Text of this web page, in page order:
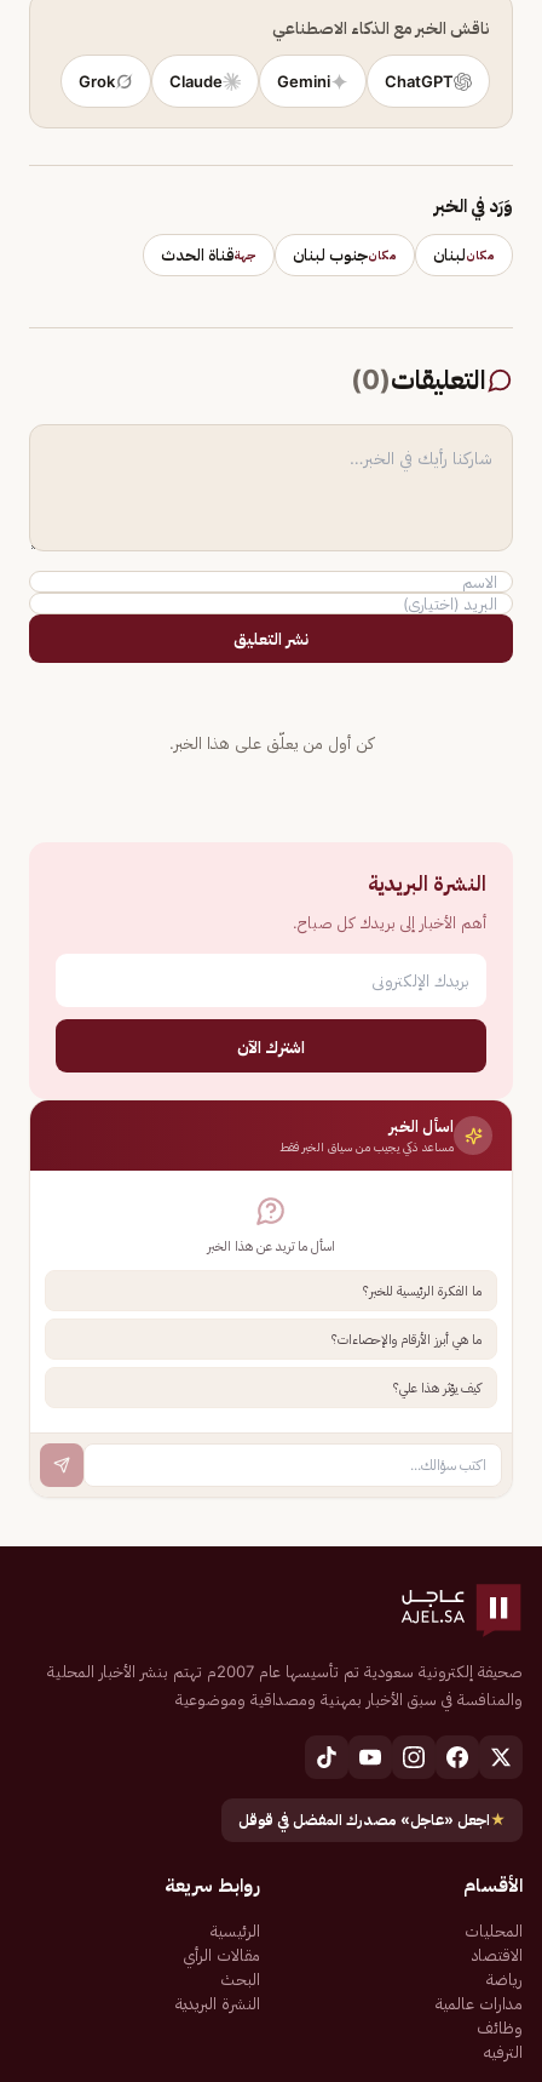
ناقش الخبر مع الذكاء الاصطناعي
ChatGPT
Gemini
Claude
Grok
وَرَد في الخبر
مكانلبنان مكانجنوب لبنان جهةقناة الحدث
التعليقات(
0
)
نشر التعليق
كن أول من يعلّق على هذا الخبر.
النشرة البريدية
أهم الأخبار إلى بريدك كل صباح.
اشترك الآن
اسأل الخبر
مساعد ذكي يجيب من سياق الخبر فقط
اسأل ما تريد عن هذا الخبر
ما الفكرة الرئيسية للخبر؟
ما هي أبرز الأرقام والإحصاءات؟
كيف يؤثر هذا علي؟
صحيفة إلكترونية سعودية تم تأسيسها عام 2007م تهتم بنشر الأخبار المحلية
والمنافسة في سبق الأخبار بمهنية ومصداقية وموضوعية
★اجعل «عاجل» مصدرك المفضل في قوقل
الأقسام
المحليات
الاقتصاد
رياضة
مدارات عالمية
وظائف
الترفيه
روابط سريعة
الرئيسية
مقالات الرأي
البحث
النشرة البريدية